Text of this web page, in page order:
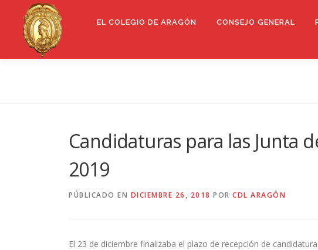
contenido
EL COLEGIO DE ARAGÓN CONSEJO GENERAL
Candidaturas para las Junta
2019
PÚBLICADO EN DICIEMBRE 26, 2018 POR CDL ARAGÓN
El 23 de diciembre finalizaba el plazo de recepción de